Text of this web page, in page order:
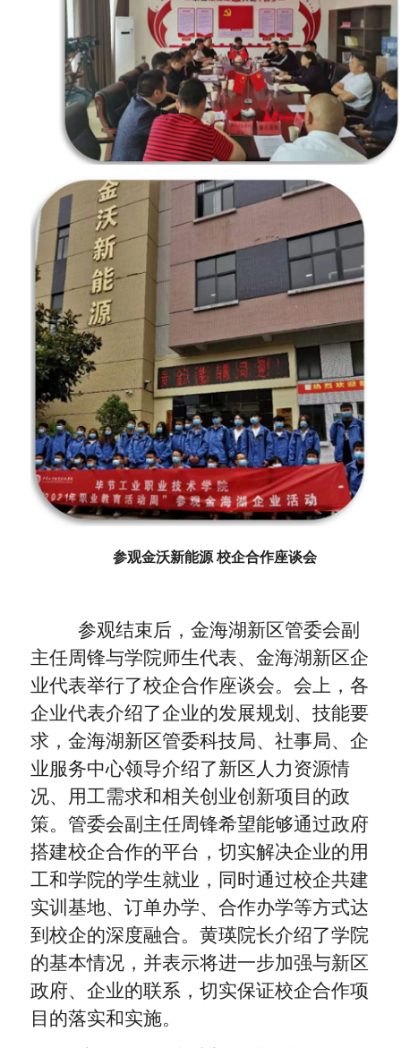
参观金沃新能源 校企合作座谈会
参观结束后，金海湖新区管委会副
主任周锋与学院师生代表、金海湖新区企
业代表举行了校企合作座谈会。会上 ， 各
企业代表介绍了企业的发展规划、技能要
求，金海湖新区管委科技局、社事局、企
业服务中心领导介绍了新区人力资源情
况、用工需求和相关创业创新项目的政
策。管委会副主任周锋希望能够通过政府
搭建校企合作的平台，切实解决企业的用
工和学院的学生就业，同时通过校企共建
实训基地、订单办学、合作办学等方式达
到校企的深度融合。黄瑛院长介绍了学院
的基本情况，并表示将进一步加强与新区
政府、企业的联系，切实保证校企合作项
目的落实和实施。